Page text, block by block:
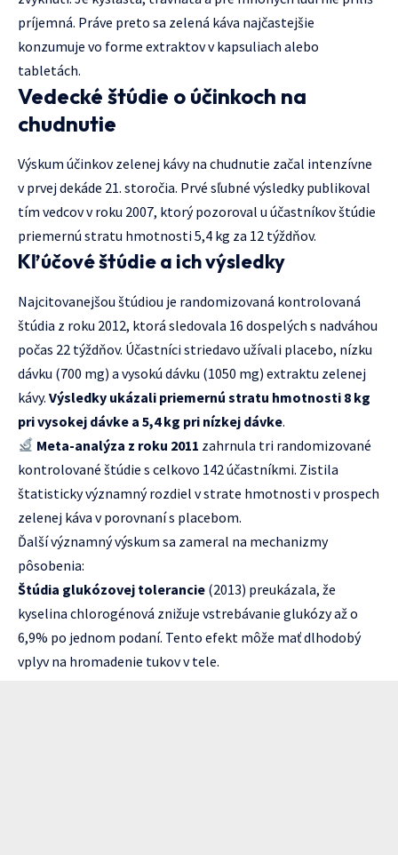
príjemná. Práve preto sa zelená káva najčastejšie
konzumuje vo forme extraktov v kapsuliach alebo
tabletách.
Vedecké štúdie o účinkoch na
chudnutie
Výskum účinkov zelenej kávy na chudnutie začal intenzívne
v prvej dekáde 21. storočia. Prvé sľubné výsledky publikoval
tím vedcov v roku 2007, ktorý pozoroval u účastníkov štúdie
priemernú stratu hmotnosti 5,4 kg za 12 týždňov.
Kľúčové štúdie a ich výsledky
Najcitovanejšou štúdiou je randomizovaná kontrolovaná
štúdia z roku 2012, ktorá sledovala 16 dospelých s nadváhou
počas 22 týždňov. Účastníci striedavo užívali placebo, nízku
dávku (700 mg) a vysokú dávku (1050 mg) extraktu zelenej
kávy. Výsledky ukázali priemernú stratu hmotnosti 8 kg
pri vysokej dávke a 5,4 kg pri nízkej dávke.
Meta-analýza z roku 2011 zahrnula tri randomizované
kontrolované štúdie s celkovo 142 účastníkmi. Zistila
štatisticky významný rozdiel v strate hmotnosti v prospech
zelenej káva v porovnaní s placebom.
Ďalší významný výskum sa zameral na mechanizmy
pôsobenia:
Štúdia glukózovej tolerancie (2013) preukázala, že
kyselina chlorogénová znižuje vstrebávanie glukózy až o
6,9% po jednom podaní. Tento efekt môže mať dlhodobý
vplyv na hromadenie tukov v tele.